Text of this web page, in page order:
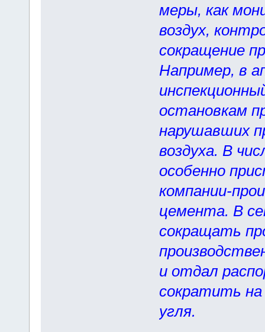
меры, как
воздух,
сокращение
Например, в
остановкам
нарушавших
воздуха. В
особенно
компании-
цемента. В
сокращать
и отдал
сократить на
угля.